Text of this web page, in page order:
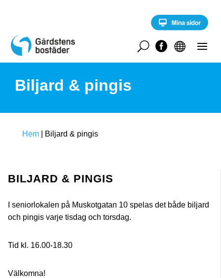
c
n


U
Biljard & pingis
Hem Biljard & pingis
BILJARD & PINGIS
I seniorlokalen på Muskotgatan 10 spelas det både biljard
och pingis varje tisdag och torsdag.
Tid kl. 16.00-18.30
Välkomna!